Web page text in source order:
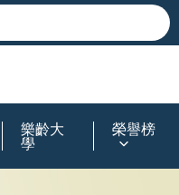
樂齡大
學
榮譽榜